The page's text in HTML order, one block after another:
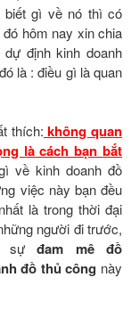
biết gì về nó thì có
hôm nay xin chia
định kinh doanh
là : điều gì là quan
thích: không quan
là cách bạn bắt
về kinh doanh đồ
việc này bạn đều
là trong thời đại
người đi trước,
sựđam mê đồ
đồ thủ công này